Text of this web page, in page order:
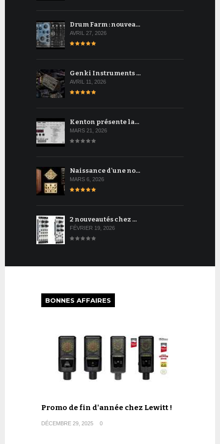
Drum Farm : nouvea…
AVRIL 27, 2026
Genki Instruments …
AVRIL 11, 2026
Kenton présente la…
MARS 21, 2026
Naissance d'une no…
MARS 6, 2026
2 nouveautés chez …
FÉVRIER 19, 2026
BONNES AFFAIRES
Promo de fin d'année chez Lewitt !
DÉCEMBRE 29, 2025 0